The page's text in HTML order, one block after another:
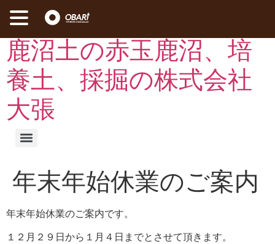
テ
ン
に
ス
鹿沼土の赤玉鹿沼、培
養土、採掘の株式会社
大張
年末年始休業のご案内
年末年始休業のご案内です。
１２月２９日から１月４日までとさせて頂きます。